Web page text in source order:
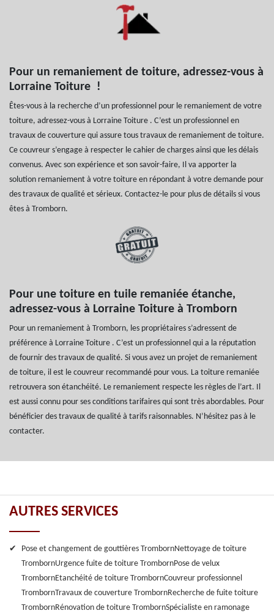
Pour un remaniement de toiture, adressez-vous à
Lorraine Toiture !
Êtes-vous à la recherche d’un professionnel pour le remaniement de votre
toiture, adressez-vous à Lorraine Toiture . C’est un professionnel en
travaux de couverture qui assure tous travaux de remaniement de toiture.
Ce couvreur s’engage à respecter le cahier de charges ainsi que les délais
convenus. Avec son expérience et son savoir-faire, Il va apporter la
solution remaniement à votre toiture en répondant à votre demande pour
des travaux de qualité et sérieux. Contactez-le pour plus de détails si vous
êtes à Tromborn.
Pour une toiture en tuile remaniée étanche,
adressez-vous à Lorraine Toiture à Tromborn
Pour un remaniement à Tromborn, les propriétaires s’adressent de
préférence à Lorraine Toiture . C’est un professionnel qui a la réputation
de fournir des travaux de qualité. Si vous avez un projet de remaniement
de toiture, il est le couvreur recommandé pour vous. La toiture remaniée
retrouvera son étanchéité. Le remaniement respecte les règles de l’art. Il
est aussi connu pour ses conditions tarifaires qui sont très abordables. Pour
bénéficier des travaux de qualité à tarifs raisonnables. N’hésitez pas à le
contacter.
AUTRES SERVICES
Pose et changement de gouttières TrombornNettoyage de toiture
TrombornUrgence fuite de toiture TrombornPose de velux
TrombornEtanchéité de toiture TrombornCouvreur professionnel
TrombornTravaux de couverture TrombornRecherche de fuite toiture
TrombornRénovation de toiture TrombornSpécialiste en ramonage